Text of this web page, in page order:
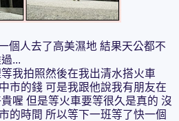
個人去了高美濕地 結果天公都不
...
我拍照然後在我出清水搭火車
市的錢 可是我跟他說我有朋友在
喔 但是等火車要等很久是真的 沒
的時間 所以等下一班等了快一個